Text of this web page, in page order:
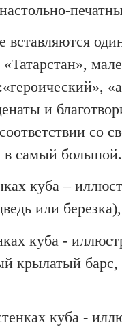
вставляются
и
со
в самый большой.
куба –
или
куба -
крылатый
куба -